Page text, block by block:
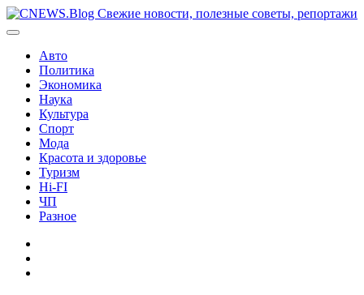
Перейти
к
Авто
Политика
Экономика
Наука
Культура
Спорт
Мода
Красота и здоровье
Туризм
Hi-FI
ЧП
Разное